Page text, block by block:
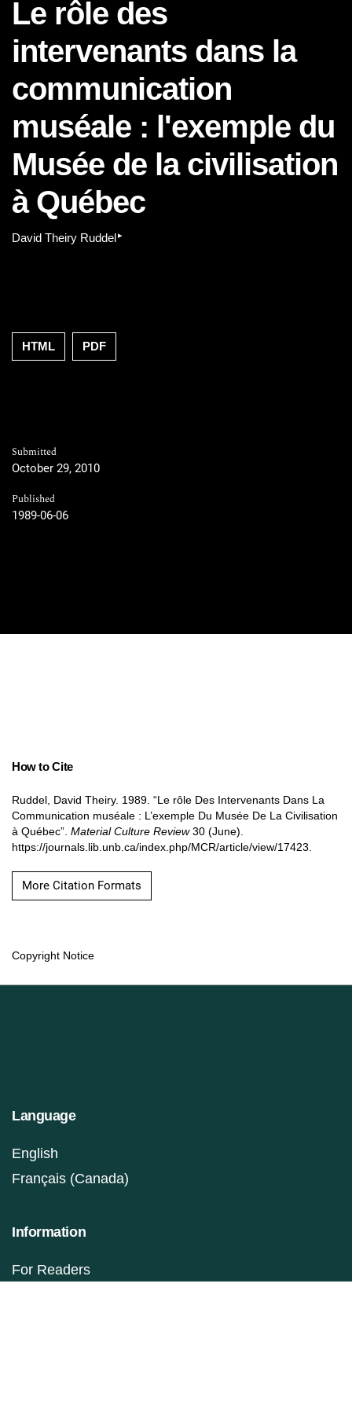
Le rôle des
intervenants dans la
communication
muséale : l'exemple du
Musée de la civilisation
à Québec
David Theiry Ruddel▸
HTML PDF
Submitted
October 29, 2010
Published
1989-06-06
How to Cite
Ruddel, David Theiry. 1989. “Le rôle Des Intervenants Dans La
Communication muséale : L’exemple Du Musée De La Civilisation
à Québec”. Material Culture Review30 (June).
https://journals.lib.unb.ca/index.php/MCR/article/view/17423.
More Citation Formats
Copyright Notice
Language
English
Français (Canada)
Information
For Readers